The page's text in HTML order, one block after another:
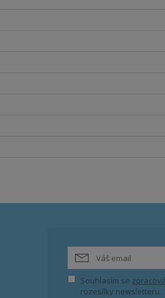
Souhlasím se
rozesílky newsletteru.